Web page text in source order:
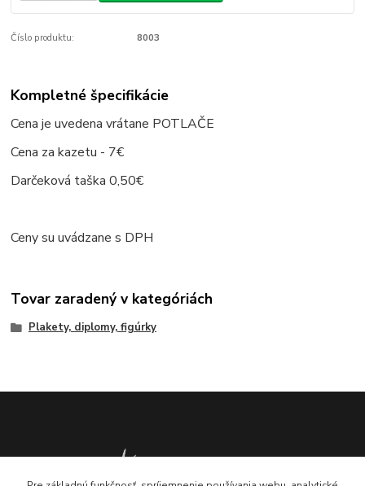
Číslo produktu: 8003
Kompletné špecifikácie
Cena je uvedena vrátane POTLAČE
Cena za kazetu - 7€
Darčeková taška 0,50€
Ceny su uvádzane s DPH
Tovar zaradený v kategóriách
Plakety, diplomy, figúrky